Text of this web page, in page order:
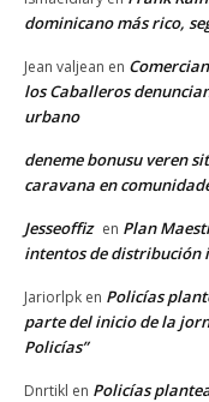
dominicano más rico,
Jean valjean en
los Caballeros
urbano
deneme bonusu veren
caravana en
Jesseoffiz en Plan
intentos de distribución
Jariorlpk en Policías
parte del inicio de la
Policías”
Dnrtikl en Policías